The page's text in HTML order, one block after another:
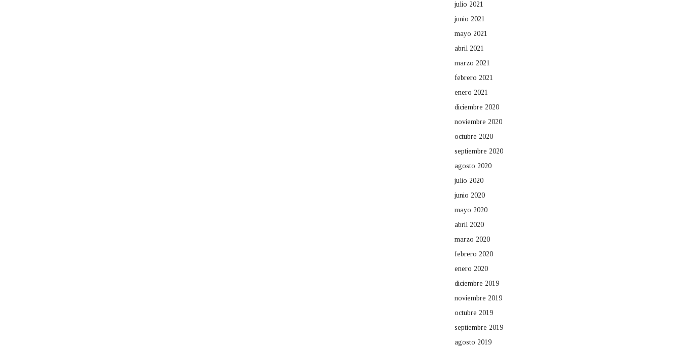
julio 2021
junio 2021
mayo 2021
abril 2021
marzo 2021
febrero 2021
enero 2021
diciembre 2020
noviembre 2020
octubre 2020
septiembre 2020
agosto 2020
julio 2020
junio 2020
mayo 2020
abril 2020
marzo 2020
febrero 2020
enero 2020
diciembre 2019
noviembre 2019
octubre 2019
septiembre 2019
agosto 2019